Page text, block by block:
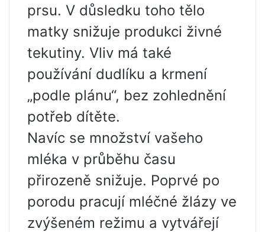
prsu. V důsledku toho tělo
matky snižuje produkci živné
tekutiny. Vliv má také
používání dudlíku a krmení
„podle plánu“, bez zohlednění
potřeb dítěte.
Navíc se množství vašeho
mléka v průběhu času
přirozeně snižuje. Poprvé po
porodu pracují mléčné žlázy ve
zvýšeném režimu a vytvářejí